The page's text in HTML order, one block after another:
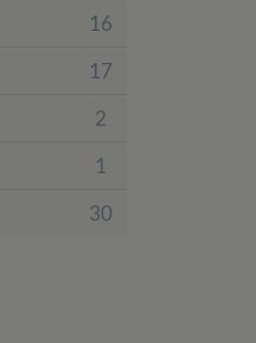
16
17
2
1
30